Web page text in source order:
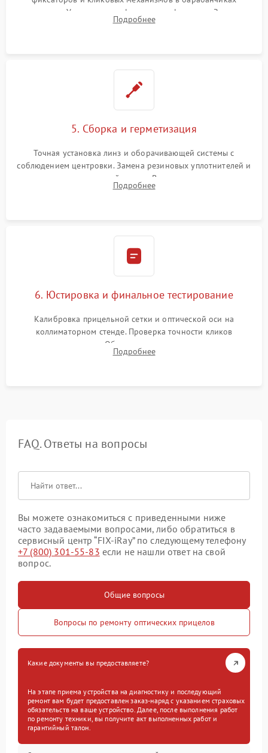
поправок. Устранение люфтов в трансфокаторе. Замена
поврежденных линз, разбитой сетки или восстановление
Подробнее
5. Сборка и герметизация
Точная установка линз и оборачивающей системы с
соблюдением центровки. Замена резиновых уплотнителей и
нанесение влагозащитной смазки. Вакуумирование корпуса
и заполнение его осушенным азотом или аргоном для
Подробнее
6. Юстировка и финальное тестирование
Калибровка прицельной сетки и оптической оси на
коллиматорном стенде. Проверка точности кликов
механизма поправок. Обязательное испытание прицела на
ударном стенде для проверки устойчивости к отдаче и
Подробнее
FAQ. Ответы на вопросы
Вы можете ознакомиться с приведенными ниже
часто задаваемыми вопросами, либо обратиться в
сервисный центр “FIX-iRay” по следующему телефону
+7 (800) 301-55-83 если не нашли ответ на свой
вопрос.
Общие вопросы
Вопросы по ремонту оптических прицелов
Какие документы вы предоставляете?
На этапе приема устройства на диагностику и последующий
ремонт вам будет предоставлен заказ-наряд с указанием страховых
обязательств на ваше устройство. Далее, после выполнения работ
по ремонту техники, вы получите акт выполненных работ и
гарантийный талон.